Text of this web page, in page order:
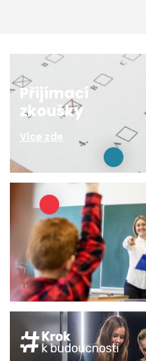
Přijímací
zkoušky
Více zde